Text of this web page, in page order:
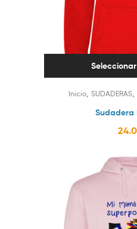
Inicio SUDADERAS
Sudadera